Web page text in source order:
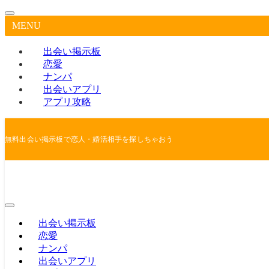
MENU
出会い掲示板
恋愛
ナンパ
出会いアプリ
アプリ攻略
無料出会い掲示板で恋人・婚活相手を探しちゃおう
出会い掲示板
恋愛
ナンパ
出会いアプリ